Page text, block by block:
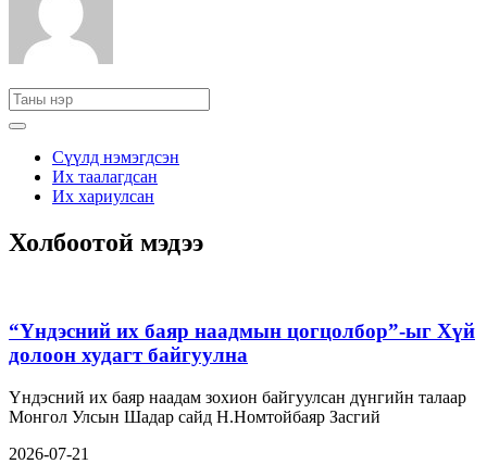
Сүүлд нэмэгдсэн
Их таалагдсан
Их хариулсан
Холбоотой мэдээ
“Үндэсний их баяр наадмын цогцолбор”-ыг Хүй
долоон худагт байгуулна
Үндэсний их баяр наадам зохион байгуулсан дүнгийн талаар
Монгол Улсын Шадар сайд Н.Номтойбаяр Засгий
2026-07-21